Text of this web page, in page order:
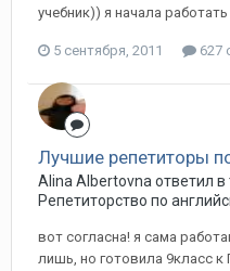
учебник)) я начала
5 сентября, 2011 627
Лучшие репетиторы
Alina Albertovna ответил
Репетиторство по
вот согласна! я сама
лишь, но готовила 9класс к